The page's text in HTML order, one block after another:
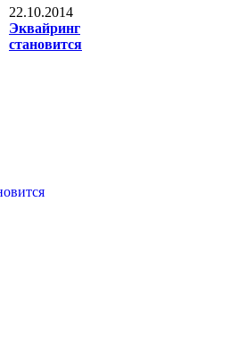
22.10.2014
Эквайринг
становится